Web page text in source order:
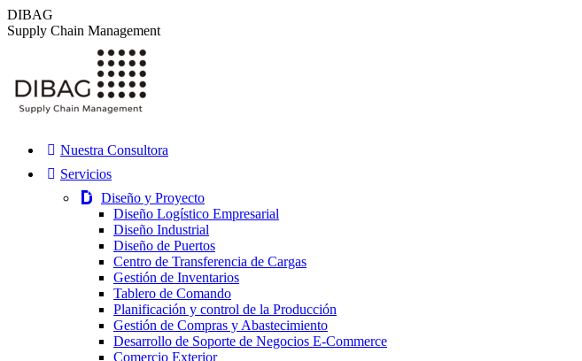
Saltar
al
DIBAG
Supply Chain Management
Nuestra Consultora
Servicios
Diseño y Proyecto
Diseño Logístico Empresarial
Diseño Industrial
Diseño de Puertos
Centro de Transferencia de Cargas
Gestión de Inventarios
Tablero de Comando
Planificación y control de la Producción
Gestión de Compras y Abastecimiento
Desarrollo de Soporte de Negocios E-Commerce
Comercio Exterior